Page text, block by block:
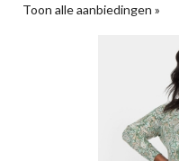
Toon alle aanbiedingen »